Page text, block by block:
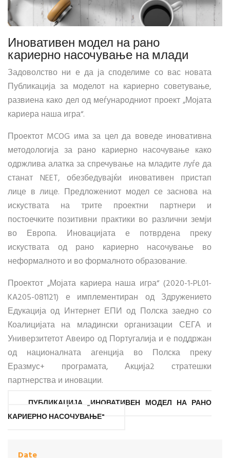
Иновативен модел на рано
кариерно насочување на млади
Задоволство ни е да ја споделиме со вас новата
Публикација за моделот на кариерно советување,
развиена како дел од меѓународниот проект „Мојата
кариера наша игра“.
Проектот MCOG има за цел да воведе иновативна
методологија за рано кариерно насочување како
одржлива алатка за спречување на младите луѓе да
станат NEET, обезбедувајќи иновативен пристап
лице в лице. Предложениот модел се заснова на
искуствата на трите проектни партнери и
постоечките позитивни практики во различни земји
во Европа. Иновацијата е потврдена преку
искуствата од рано кариерно насочување во
неформалното и во формалното образование.
Проектот „Мојата кариера наша игра“ (2020-1-PL01-
KA205-081121) е имплементиран од Здружението
Едукација од Интернет ЕПИ од Полска заедно со
Коалицијата на младински организации СЕГА и
Универзитетот Авеиро од Португалија и е поддржан
од националната агенција во Полска преку
Еразмус+ програмата, Акција2 стратешки
партнерства и иновации.
ПУБЛИКАЦИЈА „ИНОВАТИВЕН МОДЕЛ НА РАНО
КАРИЕРНО НАСОЧУВАЊЕ"
Date